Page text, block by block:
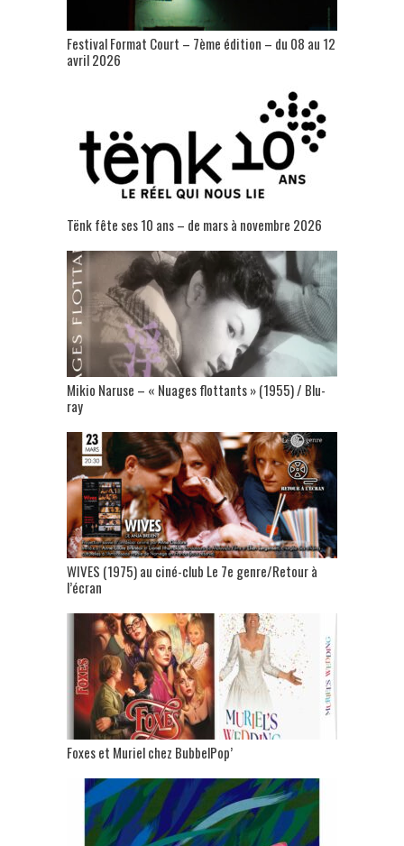
Festival Format Court – 7ème édition – du 08 au 12
avril 2026
Tënk fête ses 10 ans – de mars à novembre 2026
Mikio Naruse – « Nuages flottants » (1955) / Blu-
ray
WIVES (1975) au ciné-club Le 7e genre/Retour à
l’écran
Foxes et Muriel chez BubbelPop’